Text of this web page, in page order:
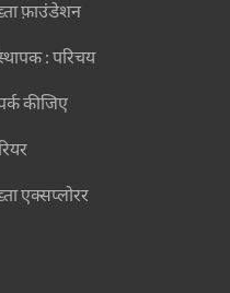
फ़ाउंडेशन
: परिचय
कीजिए
एक्सप्लोरर